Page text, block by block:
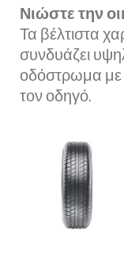
Νιώστε την
Τα βέλτιστα
συνδυάζει
οδόστρωμα με
τον οδηγό.